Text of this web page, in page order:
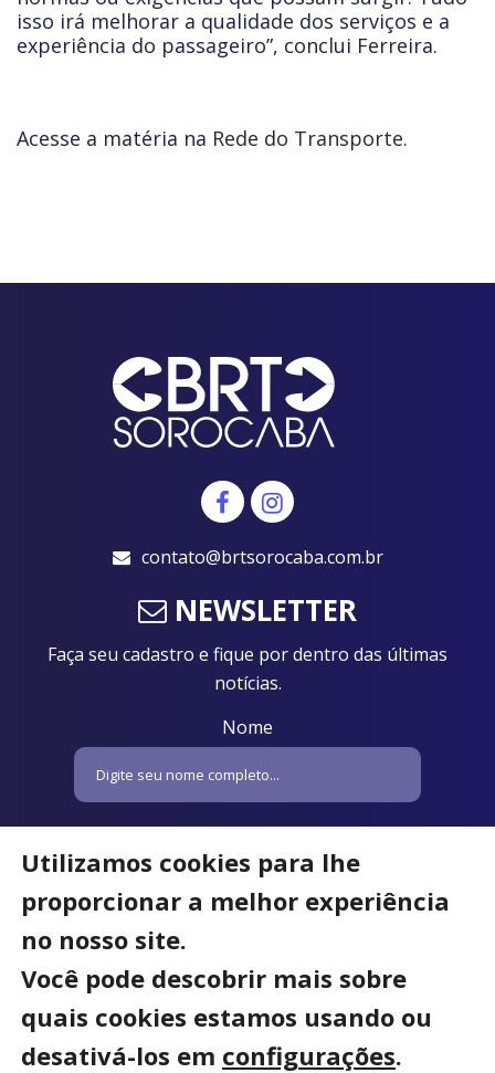
isso irá melhorar a qualidade dos serviços e a
experiência do passageiro”, conclui Ferreira.
Acesse a matéria na Rede do Transporte.
contato@brtsorocaba.com.br
NEWSLETTER
Faça seu cadastro e fique por dentro das últimas
notícias.
Nome
Email
Utilizamos cookies para lhe
proporcionar a melhor experiência
no nosso site.
Você pode descobrir mais sobre
quais cookies estamos usando ou
desativá-los em configurações.